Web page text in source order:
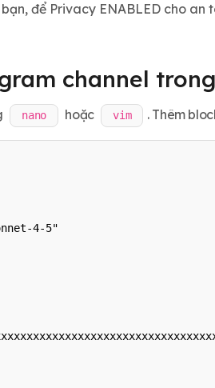
để Privacy ENABLED cho an
channel
nano hoặc vim . Thêm
4-5"